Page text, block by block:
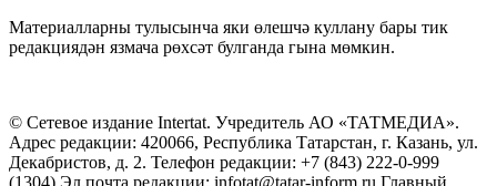
Материалларны тулысынча яки өлешчә куллану бары тик
редакциядән язмача рөхсәт булганда гына мөмкин.
© Сетевое издание Intertat. Учредитель АО «ТАТМЕДИА».
Адрес редакции: 420066, Республика Татарстан, г. Казань, ул.
Декабристов, д. 2. Телефон редакции: +7 (843) 222-0-999
(1304) Эл.почта редакции: infotat@tatar-inform.ru Главный